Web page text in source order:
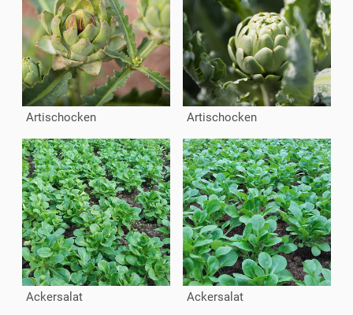
Artischocken Artischocken
Ackersalat Ackersalat